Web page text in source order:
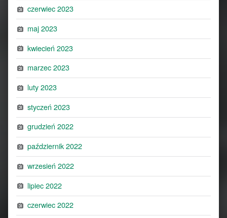
czerwiec 2023
maj 2023
kwiecień 2023
marzec 2023
luty 2023
styczeń 2023
grudzień 2022
październik 2022
wrzesień 2022
lipiec 2022
czerwiec 2022